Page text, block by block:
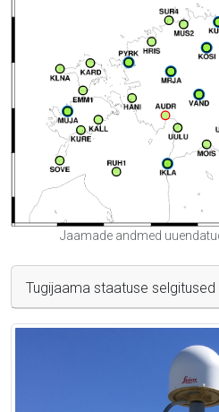
Jaamade andmed
Tugijaama staatuse selgitused